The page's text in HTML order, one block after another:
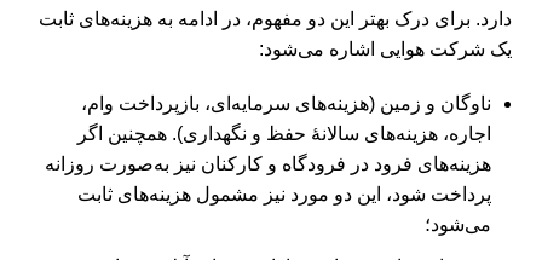
دارد. برای درک بهتر این دو مفهوم، در ادامه به هزینه‌های ثابت
یک شرکت هوایی اشاره می‌شود:
ناوگان و زمین (هزینه‌های سرمایه‌ای، بازپرداخت وام،
اجاره، هزینه‌های سالانۀ حفظ و نگهداری). همچنین اگر
هزینه‎‌‌های فرود در فرودگاه و کارکنان نیز به‌صورت روزانه
پرداخت شود، این دو مورد نیز مشمول هزینه‌های ثابت
می‌شود؛